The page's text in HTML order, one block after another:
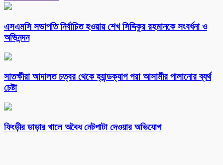
এসএমসি সভাপতি নির্বাচিত হওয়ায় শেখ সিদ্দিকুর রহমানকে সংবর্ধনা ও
অভিনন্দন
সাতক্ষীরা আদালত চত্বর থেকে হ্যান্ডক্যাপ পরা আসামীর পালানোর ব্যর্থ
চেষ্টা
ফিংড়ীর ডাড়ার খালে অবৈধ নেটপাটা দেওয়ার অভিযোগ